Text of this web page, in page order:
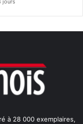
jours
à 28 000 exemplaires,